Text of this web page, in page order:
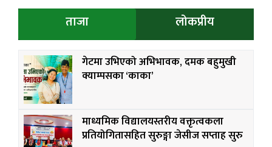
ताजा लोकप्रीय
गेटमा उभिएको अभिभावक, दमक बहुमुखी
क्याम्पसका ‘काका’
माध्यमिक विद्यालयस्तरीय वक्तृत्वकला
प्रतियोगितासहित सुरुङ्गा जेसीज सप्ताह सुरु